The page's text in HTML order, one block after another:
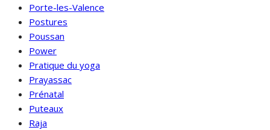
Porte-les-Valence
Postures
Poussan
Power
Pratique du yoga
Prayassac
Prénatal
Puteaux
Raja